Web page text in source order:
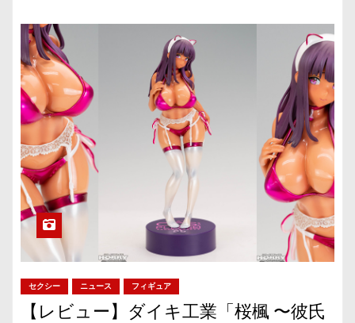
セクシー ニュース フィギュア
【レビュー】ダイキ工業「桜楓 〜彼氏